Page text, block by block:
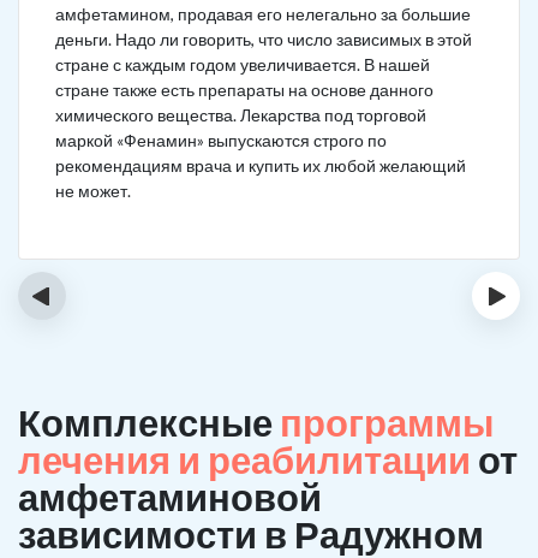
амфетамином, продавая его нелегально за большие
деньги. Надо ли говорить, что число зависимых в этой
стране с каждым годом увеличивается. В нашей
стране также есть препараты на основе данного
химического вещества. Лекарства под торговой
маркой «Фенамин» выпускаются строго по
рекомендациям врача и купить их любой желающий
не может.
‹ ›
Комплексные программы
лечения и реабилитации от
амфетаминовой
зависимости в Радужном